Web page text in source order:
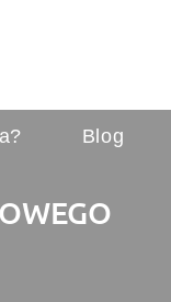
Blog